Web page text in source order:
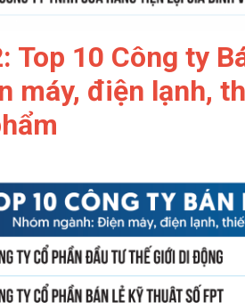
Top 10 Công ty
máy, điện lạnh,